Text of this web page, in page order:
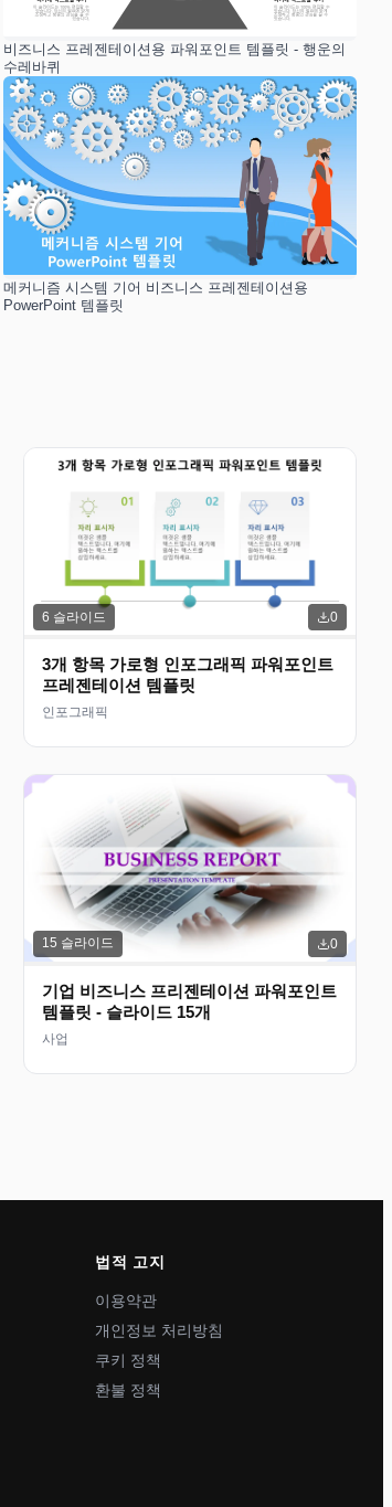
비즈니스 프레젠테이션용 파워포인트 템플릿 - 행운의
수레바퀴
메커니즘 시스템 기어 비즈니스 프레젠테이션용
PowerPoint 템플릿
6 슬라이드 0
3개 항목 가로형 인포그래픽 파워포인트
프레젠테이션 템플릿
인포그래픽
15 슬라이드 0
기업 비즈니스 프리젠테이션 파워포인트
템플릿 - 슬라이드 15개
사업
법적 고지
이용약관
개인정보 처리방침
쿠키 정책
환불 정책